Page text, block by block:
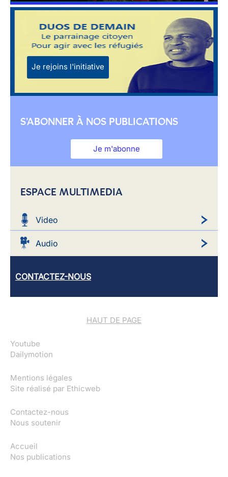
Je rejoins l'initiative
S'ABONNER À NOS PUBLICATIONS
Je m'abonne
ESPACE MULTIMEDIA
Video
Audio
CONTACTEZ-NOUS
HAUT DE PAGE
Youtube
Dailymotion
Mentions légales
Site réalisé par Ethicweb
Contactez-nous
Nous soutenir
Accueil
Nos publications